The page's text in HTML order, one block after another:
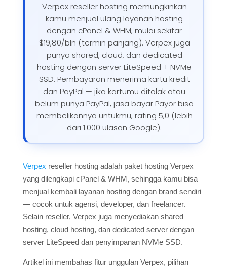
Verpex reseller hosting memungkinkan
kamu menjual ulang layanan hosting
dengan cPanel & WHM, mulai sekitar
$19,80/bln (termin panjang). Verpex juga
punya shared, cloud, dan dedicated
hosting dengan server LiteSpeed + NVMe
SSD. Pembayaran menerima kartu kredit
dan PayPal — jika kartumu ditolak atau
belum punya PayPal, jasa bayar Payor bisa
membelikannya untukmu, rating 5,0 (lebih
dari 1.000 ulasan Google).
Verpex reseller hosting adalah paket hosting Verpex
yang dilengkapi cPanel & WHM, sehingga kamu bisa
menjual kembali layanan hosting dengan brand sendiri
— cocok untuk agensi, developer, dan freelancer.
Selain reseller, Verpex juga menyediakan shared
hosting, cloud hosting, dan dedicated server dengan
server LiteSpeed dan penyimpanan NVMe SSD.
Artikel ini membahas fitur unggulan Verpex, pilihan